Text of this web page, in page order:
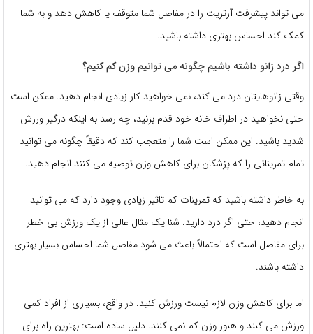
می تواند پیشرفت آرتریت را در مفاصل شما متوقف یا کاهش دهد و به شما
کمک کند احساس بهتری داشته باشید.
اگر درد زانو داشته باشیم چگونه می توانیم وزن کم کنیم؟
وقتی زانوهایتان درد می کند، نمی خواهید کار زیادی انجام دهید. ممکن است
حتی نخواهید در اطراف خانه خود قدم بزنید، چه رسد به اینکه درگیر ورزش
شدید باشید. این ممکن است شما را متعجب کند که دقیقاً چگونه می توانید
تمام تمریناتی را که پزشکان برای کاهش وزن توصیه می کنند انجام دهید.
به خاطر داشته باشید که تمرینات کم تاثیر زیادی وجود دارد که می توانید
انجام دهید، حتی اگر درد دارید. شنا یک مثال عالی از یک ورزش بی خطر
برای مفاصل است که احتمالاً باعث می شود مفاصل شما احساس بسیار بهتری
داشته باشند.
اما برای کاهش وزن لازم نیست ورزش کنید. در واقع، بسیاری از افراد کمی
ورزش می کنند و هنوز وزن کم نمی کنند. دلیل ساده است: بهترین راه برای